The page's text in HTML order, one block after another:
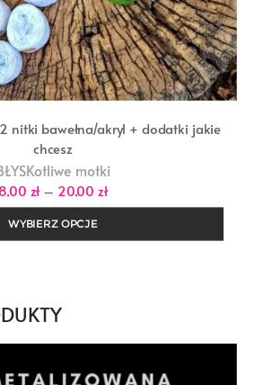
nitki bawełna/akryl + dodatki jakie
chcesz
motki
8,00 zł – 20,00 złZakres
cen:
do
WYBIERZ OPCJE